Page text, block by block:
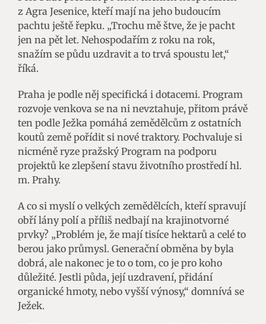
z Agra Jesenice, kteří mají na jeho budoucím
pachtu ještě řepku. „Trochu mě štve, že je pacht
jen na pět let. Nehospodařím z roku na rok,
snažím se půdu uzdravit a to trvá spoustu let,“
říká.
Praha je podle něj specifická i dotacemi. Program
rozvoje venkova se na ni nevztahuje, přitom právě
ten podle Ježka pomáhá zemědělcům z ostatních
koutů země pořídit si nové traktory. Pochvaluje si
nicméně ryze pražský Program na podporu
projektů ke zlepšení stavu životního prostředí hl.
m. Prahy.
A co si myslí o velkých zemědělcích, kteří spravují
obří lány polí a příliš nedbají na krajinotvorné
prvky? „Problém je, že mají tisíce hektarů a celé to
berou jako průmysl. Generační obměna by byla
dobrá, ale nakonec je to o tom, co je pro koho
důležité. Jestli půda, její uzdravení, přidání
organické hmoty, nebo vyšší výnosy,“ domnívá se
Ježek.